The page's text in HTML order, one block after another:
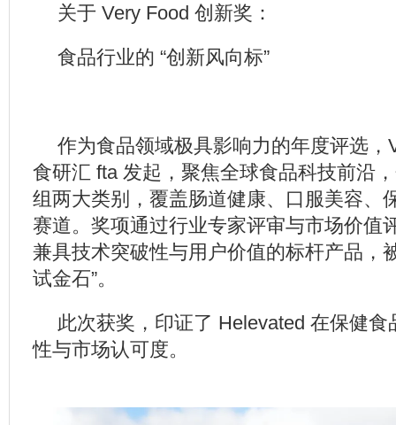
关于 Very Food 创新奖：
食品行业的 “创新风向标”
作为食品领域极具影响力的年度评选，
食研汇 fta 发起，聚焦全球食品科技前沿
组两大类别，覆盖肠道健康、口服美容、
赛道。奖项通过行业专家评审与市场价值
兼具技术突破性与用户价值的标杆产品，
试金石”。
此次获奖，印证了 Helevated 在保健
性与市场认可度。